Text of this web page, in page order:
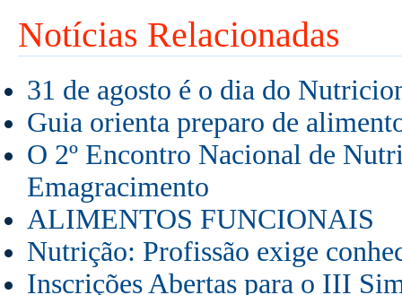
Notícias Relacionadas
31 de agosto é o dia do
Guia orienta preparo de
O 2º Encontro Nacional de
Emagracimento
ALIMENTOS FUNCIONAIS
Nutrição: Profissão exige
Inscrições Abertas para o III